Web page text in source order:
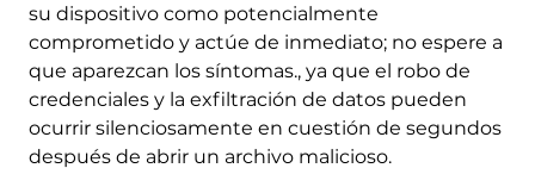
su dispositivo como potencialmente
comprometido y actúe de inmediato; no espere a
que aparezcan los síntomas., ya que el robo de
credenciales y la exfiltración de datos pueden
ocurrir silenciosamente en cuestión de segundos
después de abrir un archivo malicioso.